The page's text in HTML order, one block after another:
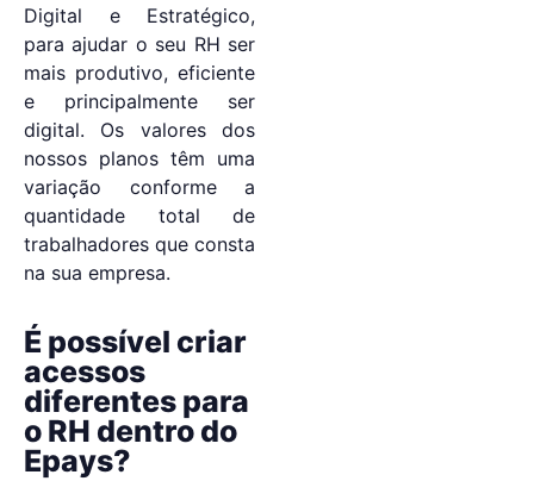
Digital e Estratégico,
para ajudar o seu RH ser
mais produtivo, eficiente
e principalmente ser
digital. Os valores dos
nossos planos têm uma
variação conforme a
quantidade total de
trabalhadores que consta
na sua empresa.
É possível criar
acessos
diferentes para
o RH dentro do
Epays?